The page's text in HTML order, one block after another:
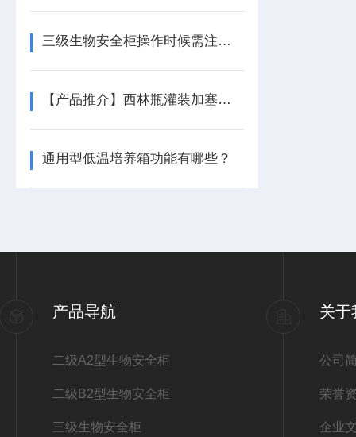
三级生物安全柜操作时候需注意以下几点事项
【产品推介】西林瓶灌装加塞（轧盖）机
通用型低温培养箱功能有哪些？
产品导航
二级A2型生物安全柜
二级B2型生物安全柜
三级生物安全柜
关于
公司
荣誉
企业